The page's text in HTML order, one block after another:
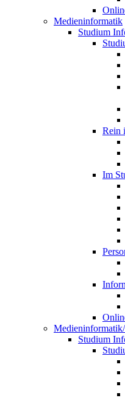
Medieninformatik
Studium
Rein
Im
Studium